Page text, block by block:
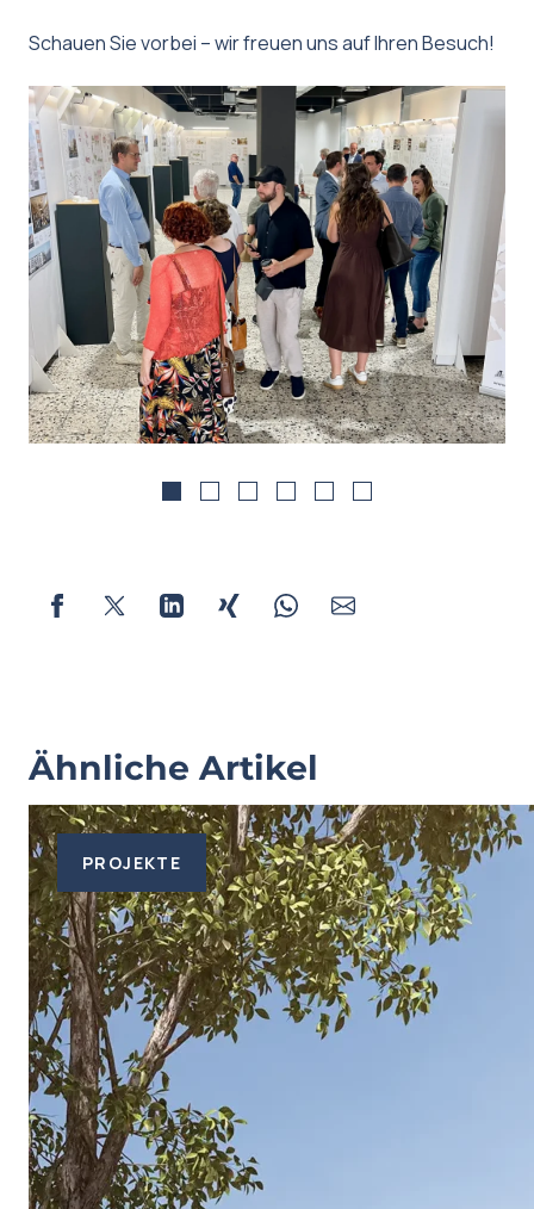
Schauen Sie vorbei – wir freuen uns auf Ihren Besuch!
Ähnliche Artikel
PROJEKTE